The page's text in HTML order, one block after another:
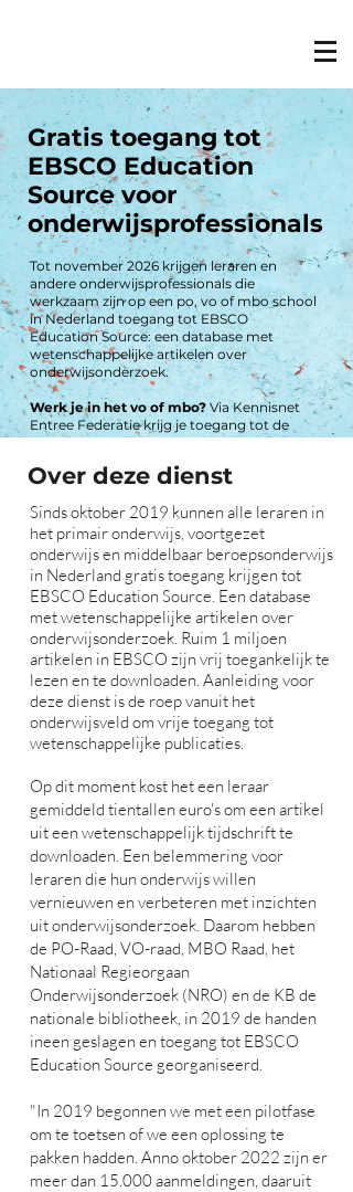
Tot november 2026 krijgen leraren en
andere onderwijsprofessionals die
werkzaam zijn op een po, vo of mbo school
in Nederland toegang tot EBSCO
Education Source: een database met
wetenschappelijke artikelen over
onderwijsonderzoek.
Werk je in het vo of mbo? Via Kennisnet
Entree Federatie krijg je toegang tot de
database.
dat jouw school nog niet is aangesloten op
via de KB, de nationale bibliotheek,
aanmelden.
Ga naar Aanmelden & Inloggen
voor de
Entree Federatie URL of voor het KB-
aanmeldproces.Bekijk de FAQals je
vragen hebt.
Gratis toegang tot
EBSCO Education
Source voor
onderwijsprofessionals
Over deze dienst
Sinds oktober 2019 kunnen alle leraren in
het primair onderwijs, voortgezet
onderwijs en middelbaar beroepsonderwijs
in Nederland gratis toegang krijgen tot
EBSCO Education Source. Een database
met wetenschappelijke artikelen over
onderwijsonderzoek. Ruim 1 miljoen
artikelen in EBSCO zijn vrij toegankelijk te
lezen en te downloaden. Aanleiding voor
deze dienst is de roep vanuit het
onderwijsveld om vrije toegang tot
wetenschappelijke publicaties.
Op dit moment kost het een leraar
gemiddeld tientallen euro's om een artikel
uit een wetenschappelijk tijdschrift te
downloaden. Een belemmering voor
leraren die hun onderwijs willen
vernieuwen en verbeteren met inzichten
uit onderwijsonderzoek. Daarom hebben
de PO-Raad, VO-raad, MBO Raad, het
Nationaal Regieorgaan
Onderwijsonderzoek (NRO) en de KB de
nationale bibliotheek, in 2019 de handen
ineen geslagen en toegang tot EBSCO
Education Source georganiseerd.
"In 2019 begonnen we met een pilotfase
om te toetsen of we een oplossing te
pakken hadden. Anno oktober 2022 zijn er
meer dan 15.000 aanmeldingen, daaruit